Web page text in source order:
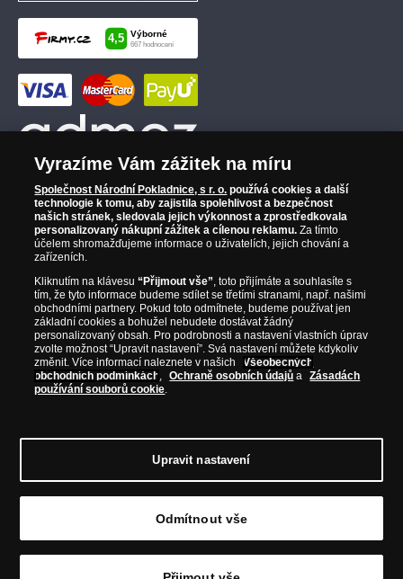
Tel.: 810 100 500E-mail: info@narodnipokladnice.cz, www.narodnipokladnice.cz;
soudem v Praze, oddíl C, vložka 146644
Upravit nastavení souborů cookie můžetekliknutím na tento
odkaz.
Vyrazíme Vám zážitek na míru
Společnost Národní Pokladnice, s r. o. používá cookies a další
technologie k tomu, aby zajistila spolehlivost a bezpečnost
našich stránek, sledovala jejich výkonnost a zprostředkovala
personalizovaný nákupní zážitek a cílenou reklamu. Za tímto
účelem shromažďujeme informace o uživatelích, jejich chování a
zařízeních.
Kliknutím na klávesu“Přijmout vše”, toto přijímáte a souhlasíte s
tím, že tyto informace budeme sdílet se třetími stranami, např. našimi
obchodními partnery. Pokud toto odmítnete, budeme používat jen
základní cookies a bohužel nebudete dostávat žádný
personalizovaný obsah. Pro podrobnosti a nastavení vlastních úprav
zvolte možnost “Upravit nastavení”. Svá nastavení můžete kdykoliv
změnit. Více informací naleznete v našich
Všeobecných
obchodních podmínkách , Ochraně osobních údajů a
Zásadách
používání souborů cookie.
Upravit nastavení
Odmítnout vše